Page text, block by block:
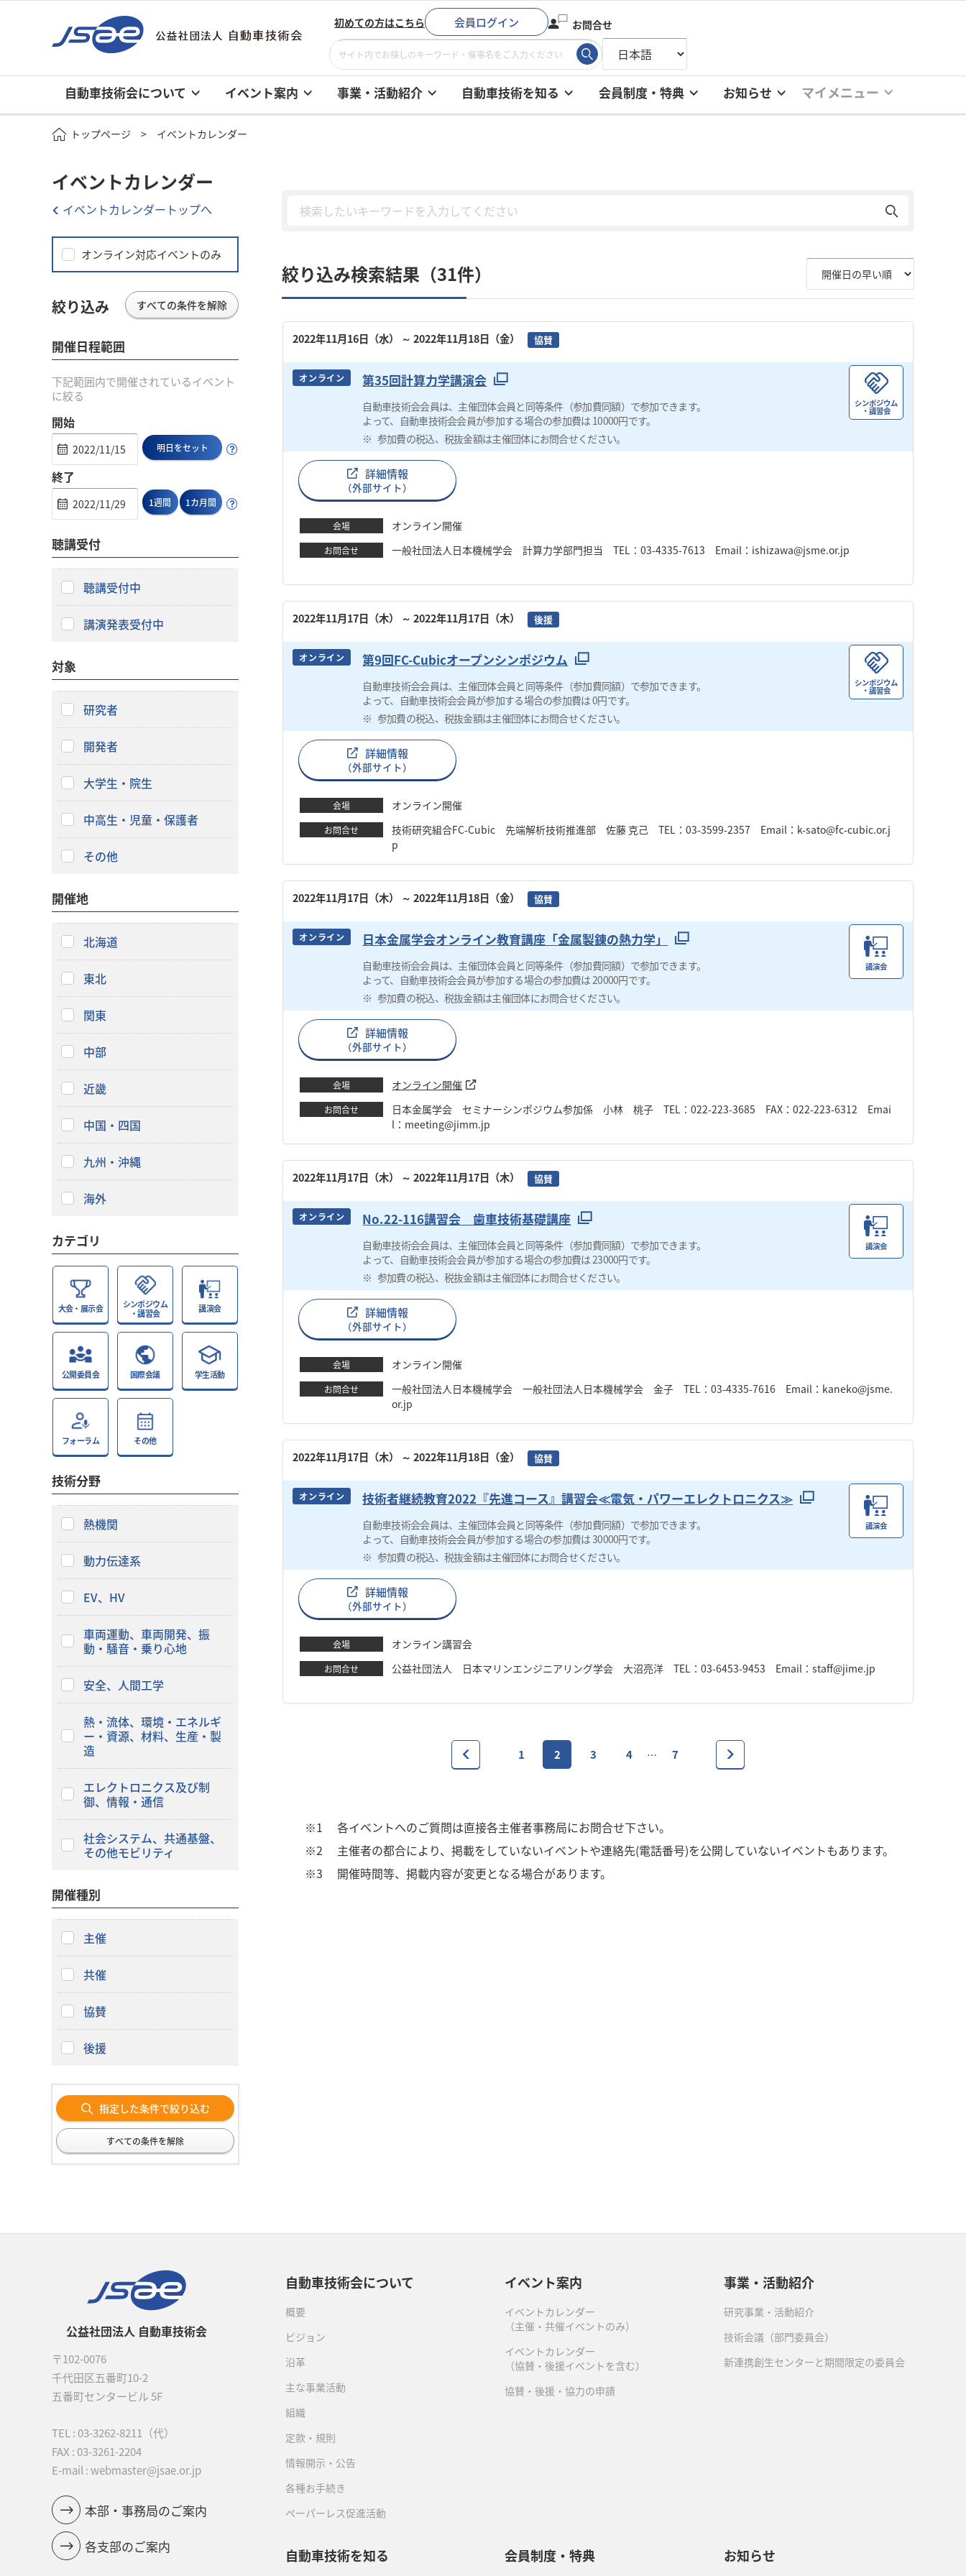
初めての方はこちら 会員ログイン お問合せ
自動車技術会について イベント案内 事業・活動紹介 自動車技術を知る 会員制度・特典 お知らせ マイメニュー
トップページ イベントカレンダー
絞り込み検索結果（31件）
2022年11月16日（水） ～ 2022年11月18日（金） 協賛
オンライン 第35回計算力学講演会
自動車技術会会員は、主催団体会員と同等条件（参加費同額）で参加できます。
よって、自動車技術会会員が参加する場合の参加費は 10000円です。
参加費の税込、税抜金額は主催団体にお問合せください。
シンポジウム
・講習会
詳細情報
（外部サイト）
会場 オンライン開催
お問合せ 一般社団法人日本機械学会 計算力学部門担当 TEL：03-4335-7613 Email：ishizawa@jsme.or.jp
2022年11月17日（木） ～ 2022年11月17日（木） 後援
オンライン 第9回FC-Cubicオープンシンポジウム
自動車技術会会員は、主催団体会員と同等条件（参加費同額）で参加できます。
よって、自動車技術会会員が参加する場合の参加費は 0円です。
参加費の税込、税抜金額は主催団体にお問合せください。
シンポジウム
・講習会
詳細情報
（外部サイト）
会場 オンライン開催
お問合せ
技術研究組合FC-Cubic 先端解析技術推進部 佐藤 克己 TEL：03-3599-2357 Email：k-sato@fc-cubic.or.j
p
2022年11月17日（木） ～ 2022年11月18日（金） 協賛
オンライン 日本金属学会オンライン教育講座「金属製錬の熱力学」
自動車技術会会員は、主催団体会員と同等条件（参加費同額）で参加できます。
よって、自動車技術会会員が参加する場合の参加費は 20000円です。
参加費の税込、税抜金額は主催団体にお問合せください。
講演会
詳細情報
（外部サイト）
会場 オンライン開催
お問合せ
日本金属学会 セミナーシンポジウム参加係 小林 桃子 TEL：022-223-3685 FAX：022-223-6312 Emai
l：meeting@jimm.jp
2022年11月17日（木） ～ 2022年11月17日（木） 協賛
オンライン No.22-116講習会 歯車技術基礎講座
自動車技術会会員は、主催団体会員と同等条件（参加費同額）で参加できます。
よって、自動車技術会会員が参加する場合の参加費は 23000円です。
参加費の税込、税抜金額は主催団体にお問合せください。
講演会
詳細情報
（外部サイト）
会場 オンライン開催
お問合せ
一般社団法人日本機械学会 一般社団法人日本機械学会 金子 TEL：03-4335-7616 Email：kaneko@jsme.
or.jp
2022年11月17日（木） ～ 2022年11月18日（金） 協賛
オンライン 技術者継続教育2022『先進コース』講習会≪電気・パワーエレクトロニクス≫
自動車技術会会員は、主催団体会員と同等条件（参加費同額）で参加できます。
よって、自動車技術会会員が参加する場合の参加費は 30000円です。
参加費の税込、税抜金額は主催団体にお問合せください。
講演会
詳細情報
（外部サイト）
会場 オンライン講習会
お問合せ 公益社団法人 日本マリンエンジニアリング学会 大沼亮洋 TEL：03-6453-9453 Email：staff@jime.jp
1 2 3 4 … 7
※1
各イベントへのご質問は直接各主催者事務局にお問合せ下さい。
※2
主催者の都合により、掲載をしていないイベントや連絡先(電話番号)を公開していないイベントもあります。
※3
開催時間等、掲載内容が変更となる場合があります。
イベントカレンダー
イベントカレンダートップへ
オンライン対応イベントのみ
絞り込み すべての条件を解除
開催日程範囲
下記範囲内で開催されているイベント
に絞る
開始
明日をセット
終了
1週間 1カ月間
聴講受付
聴講受付中
講演発表受付中
対象
研究者
開発者
大学生・院生
中高生・児童・保護者
その他
開催地
北海道
東北
関東
中部
近畿
中国・四国
九州・沖縄
海外
カテゴリ
大会・展示会
シンポジウム
・講習会
講演会
公開委員会 国際会議 学生活動
フォーラム その他
技術分野
熱機関
動力伝達系
EV、HV
車両運動、車両開発、振
動・騒音・乗り心地
安全、人間工学
熱・流体、環境・エネルギ
ー・資源、材料、生産・製
造
エレクトロニクス及び制
御、情報・通信
社会システム、共通基盤、
その他モビリティ
開催種別
主催
共催
協賛
後援
指定した条件で絞り込む
すべての条件を解除
公益社団法人 自動車技術会
〒102-0076
千代田区五番町10-2
五番町センタービル 5F
TEL : 03-3262-8211
（代）
FAX : 03-3261-2204
E-mail : webmaster@jsae.or.jp
本部・事務局のご案内
各支部のご案内
自動車技術会について
概要
ビジョン
沿革
主な事業活動
組織
定款・規則
情報開示・公告
各種お手続き
ペーパーレス促進活動
イベント案内
イベントカレンダー
（主催・共催イベントのみ）
イベントカレンダー
（協賛・後援イベントを含む）
協賛・後援・協力の申請
事業・活動紹介
研究事業・活動紹介
技術会議（部門委員会）
新連携創生センターと期間限定の委員会
自動車技術を知る 会員制度・特典 お知らせ